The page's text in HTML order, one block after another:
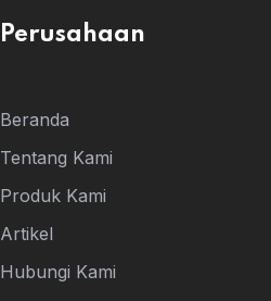
Perusahaan
Beranda
Tentang Kami
Produk Kami
Artikel
Hubungi Kami